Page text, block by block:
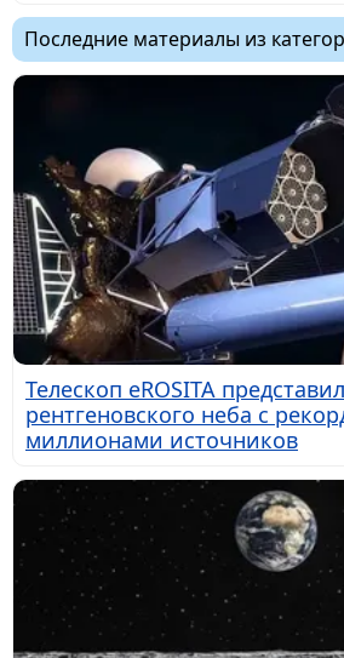
Последние материалы из
Телескоп eROSITA
рентгеновского неба с
миллионами источников